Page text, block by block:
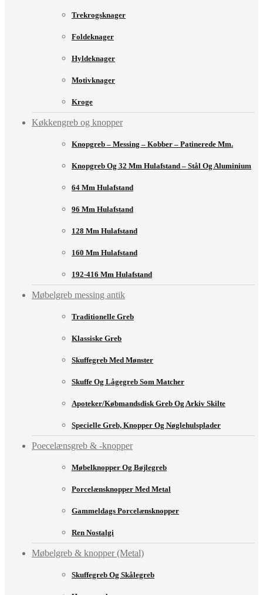
Trekrogsknager
Foldeknager
Hyldeknager
Motivknager
Kroge
Køkkengreb og knopper
Knopgreb – Messing – Kobber – Patinerede Mm.
Knopgreb Og 32 Mm Hulafstand – Stål Og Aluminium
64 Mm Hulafstand
96 Mm Hulafstand
128 Mm Hulafstand
160 Mm Hulafstand
192-416 Mm Hulafstand
Møbelgreb messing antik
Traditionelle Greb
Klassiske Greb
Skuffegreb Med Mønster
Skuffe Og Lågegreb Som Matcher
Apoteker/købmandsdisk Greb Og Arkiv Skilte
Specielle Greb, Knopper Og Nøglehulsplader
Poecelænsgreb & -knopper
Møbelknopper Og Bøjlegreb
Porcelænsknopper Med Metal
Gammeldags Porcelænsknopper
Ren Nostalgi
Møbelgreb & knopper (Metal)
Skuffegreb Og Skålegreb